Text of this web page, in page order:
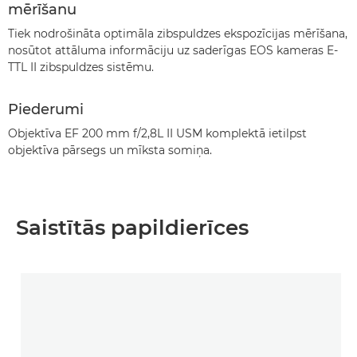
mērīšanu
Tiek nodrošināta optimāla zibspuldzes ekspozīcijas mērīšana,
nosūtot attāluma informāciju uz saderīgas EOS kameras E-
TTL II zibspuldzes sistēmu.
Piederumi
Objektīva EF 200 mm f/2,8L II USM komplektā ietilpst
objektīva pārsegs un mīksta somiņa.
Saistītās papildierīces